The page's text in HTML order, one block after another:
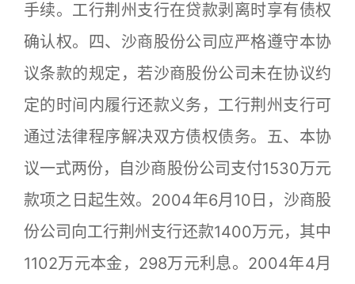
手续。工行荆州支行在贷款剥离时享有债权
确认权。四、沙商股份公司应严格遵守本协
议条款的规定，若沙商股份公司未在协议约
定的时间内履行还款义务，工行荆州支行可
通过法律程序解决双方债权债务。五、本协
议一式两份，自沙商股份公司支付1530万元
款项之日起生效。2004年6月10日，沙商股
份公司向工行荆州支行还款1400万元，其中
1102万元本金，298万元利息。2004年4月